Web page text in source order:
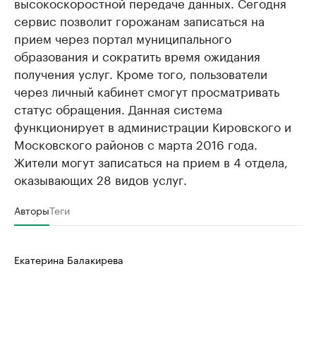
сервис позволит горожанам записаться на
прием через портал муниципального
образования и сократить время ожидания
получения услуг. Кроме того, пользователи
через личный кабинет смогут просматривать
статус обращения. Данная система
функционирует в администрации Кировского и
Московского районов с марта 2016 года.
Жители могут записаться на прием в 4 отдела,
оказывающих 28 видов услуг.
АвторыТеги
Екатерина Балакирева